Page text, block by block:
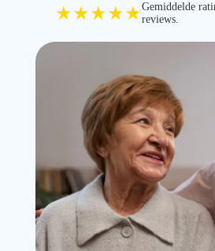
★★★★★Gemiddelde
reviews.